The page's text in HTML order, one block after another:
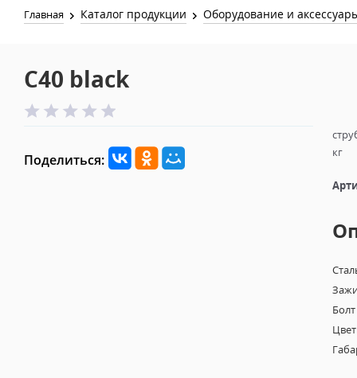
Главная Каталог продукции Оборудование и
C40 black
Поделиться:
кг